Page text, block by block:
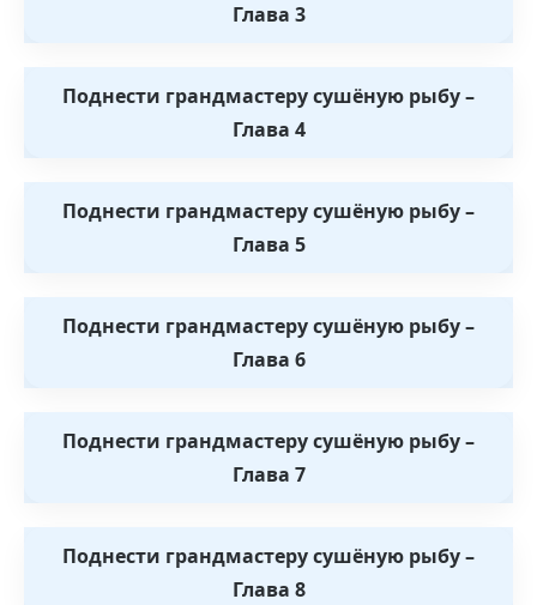
Глава 3
Поднести грандмастеру сушёную рыбу –
Глава 4
Поднести грандмастеру сушёную рыбу –
Глава 5
Поднести грандмастеру сушёную рыбу –
Глава 6
Поднести грандмастеру сушёную рыбу –
Глава 7
Поднести грандмастеру сушёную рыбу –
Глава 8